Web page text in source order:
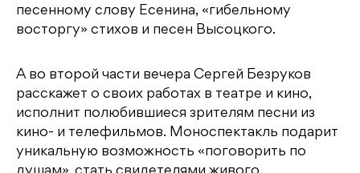
песенному слову Есенина, «гибельному
восторгу» стихов и песен Высоцкого.
А во второй части вечера Сергей Безруков
расскажет о своих работах в театре и кино,
исполнит полюбившиеся зрителям песни из
кино- и телефильмов. Моноспектакль подарит
уникальную возможность «поговорить по